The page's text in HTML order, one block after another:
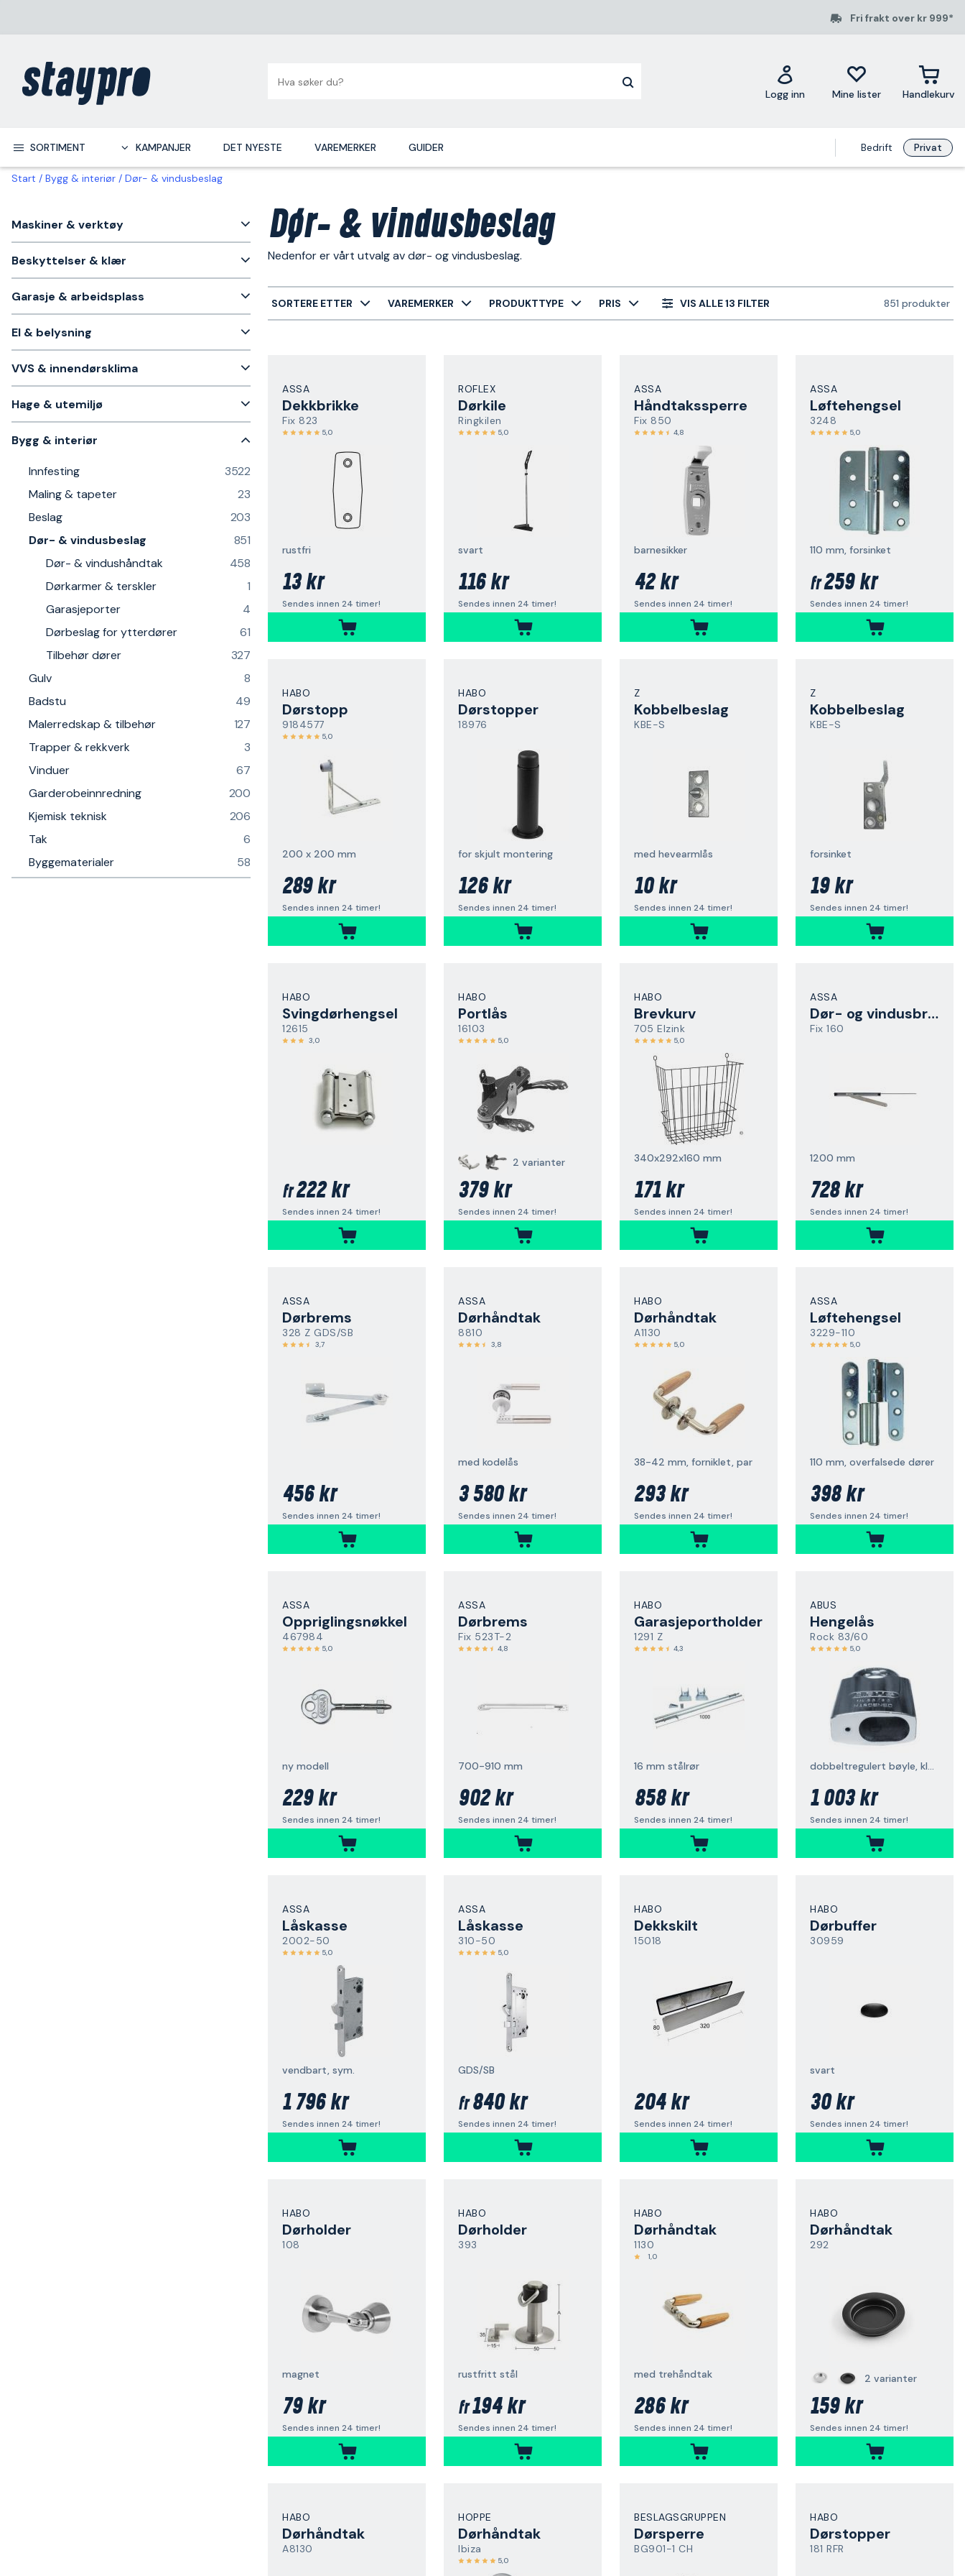
Fri frakt over kr 999*
Logg inn Mine lister Handlekurv
SORTIMENT KAMPANJER DET NYESTE VAREMERKER GUIDER Bedrift Privat
Start Bygg & interiør Dør- & vindusbeslag
Maskiner & verktøy
Beskyttelser & klær
Garasje & arbeidsplass
El & belysning
VVS & innendørsklima
Hage & utemiljø
Bygg & interiør
Innfesting
3522
Maling & tapeter
23
Beslag
203
Dør- & vindusbeslag
851
Dør- & vindushåndtak
458
Dørkarmer & terskler
1
Garasjeporter
4
Dørbeslag for ytterdører
61
Tilbehør dører
327
Gulv
8
Badstu
49
Malerredskap & tilbehør
127
Trapper & rekkverk
3
Vinduer
67
Garderobeinnredning
200
Kjemisk teknisk
206
Tak
6
Byggematerialer
58
Dør- & vindusbeslag
Nedenfor er vårt utvalg av dør- og vindusbeslag.
SORTERE ETTER VAREMERKER PRODUKTTYPE PRIS VIS ALLE 13 FILTER 851 produkter
ASSA
Dekkbrikke
Fix 823
5,0
rustfri
13 kr
Sendes innen 24 timer!
ROFLEX
Dørkile
Ringkilen
5,0
svart
116 kr
Sendes innen 24 timer!
ASSA
Håndtakssperre
Fix 850
4,8
barnesikker
42 kr
Sendes innen 24 timer!
ASSA
Løftehengsel
3248
5,0
110 mm, forsinket
fr259 kr
Sendes innen 24 timer!
HABO
Dørstopp
9184577
5,0
200 x 200 mm
289 kr
Sendes innen 24 timer!
HABO
Dørstopper
18976
for skjult montering
126 kr
Sendes innen 24 timer!
Z
Kobbelbeslag
KBE-S
med hevearmlås
10 kr
Sendes innen 24 timer!
Z
Kobbelbeslag
KBE-S
forsinket
19 kr
Sendes innen 24 timer!
HABO
Svingdørhengsel
12615
3,0
fr222 kr
Sendes innen 24 timer!
HABO
Portlås
16103
5,0
2 varianter
379 kr
Sendes innen 24 timer!
HABO
Brevkurv
705 Elzink
5,0
340x292x160 mm
171 kr
Sendes innen 24 timer!
ASSA
Dør- og vindusbrems
Fix 160
1200 mm
728 kr
Sendes innen 24 timer!
ASSA
Dørbrems
328 Z GDS/SB
3,7
456 kr
Sendes innen 24 timer!
ASSA
Dørhåndtak
8810
3,8
med kodelås
3 580 kr
Sendes innen 24 timer!
HABO
Dørhåndtak
A1130
5,0
38-42 mm, forniklet, par
293 kr
Sendes innen 24 timer!
ASSA
Løftehengsel
3229-110
5,0
110 mm, overfalsede dører
398 kr
Sendes innen 24 timer!
ASSA
Oppriglingsnøkkel
467984
5,0
ny modell
229 kr
Sendes innen 24 timer!
ASSA
Dørbrems
Fix 523T-2
4,8
700-910 mm
902 kr
Sendes innen 24 timer!
HABO
Garasjeportholder
1291 Z
4,3
16 mm stålrør
858 kr
Sendes innen 24 timer!
ABUS
Hengelås
Rock 83/60
5,0
dobbeltregulert bøyle, klasse 3
1 003 kr
Sendes innen 24 timer!
ASSA
Låskasse
2002-50
5,0
vendbart, sym.
1 796 kr
Sendes innen 24 timer!
ASSA
Låskasse
310-50
5,0
GDS/SB
fr840 kr
Sendes innen 24 timer!
HABO
Dekkskilt
15018
204 kr
Sendes innen 24 timer!
HABO
Dørbuffer
30959
svart
30 kr
Sendes innen 24 timer!
HABO
Dørholder
108
magnet
79 kr
Sendes innen 24 timer!
HABO
Dørholder
393
rustfritt stål
fr194 kr
Sendes innen 24 timer!
HABO
Dørhåndtak
1130
1,0
med trehåndtak
286 kr
Sendes innen 24 timer!
HABO
Dørhåndtak
292
2 varianter
159 kr
Sendes innen 24 timer!
HABO
Dørhåndtak
A8130
HOPPE
Dørhåndtak
Ibiza
5,0
BESLAGSGRUPPEN
Dørsperre
BG901-1 CH
HABO
Dørstopper
181 RFR